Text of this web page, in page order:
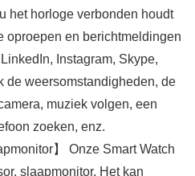
het horloge verbonden houdt
oproepen en berichtmeldingen
Instagram, Skype,
de weersomstandigheden, de
muziek volgen, een
zoeken, enz.
】 Onze Smart Watch
slaapmonitor. Het kan